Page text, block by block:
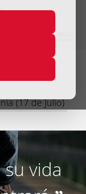
Ordinario - Año Impar
(17 de Julio)
vida